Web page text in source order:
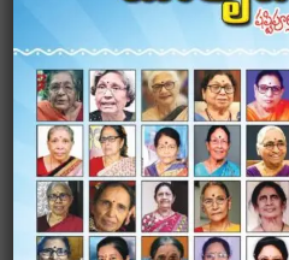
పెంజేరుకట్ట,
మంథని - 505184
పెద్దపల్లి జిల్లా, తెలంగాణ
చరవాణి: 9493317107
anita.y.hima@gmail.com
Gender